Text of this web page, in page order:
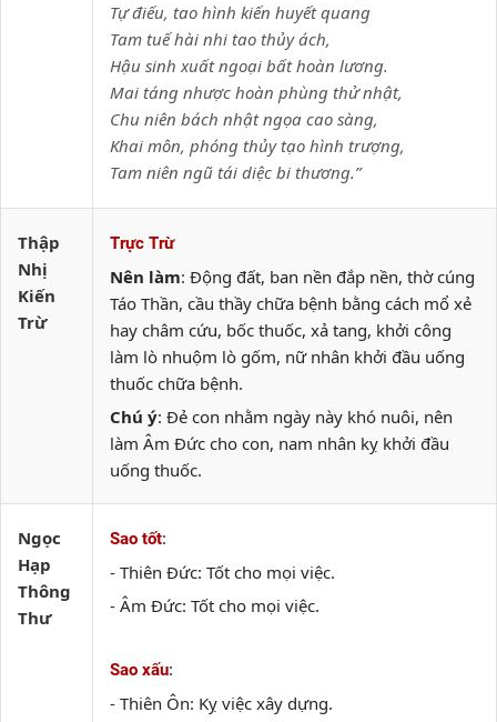
Tự điếu, tao hình kiến huyết quang
Tam tuế hài nhi tao thủy ách,
Hậu sinh xuất ngoại bất hoàn lương.
Mai táng nhược hoàn phùng thử nhật,
Chu niên bách nhật ngọa cao sàng,
Khai môn, phóng thủy tạo hình trượng,
Tam niên ngũ tái diệc bi thương.”
Thập
Nhị
Kiến
Trừ
Trực Trừ
Nên làm: Động đất, ban nền đắp nền, thờ cúng
Táo Thần, cầu thầy chữa bệnh bằng cách mổ xẻ
hay châm cứu, bốc thuốc, xả tang, khởi công
làm lò nhuộm lò gốm, nữ nhân khởi đầu uống
thuốc chữa bệnh.
Chú ý: Đẻ con nhằm ngày này khó nuôi, nên
làm Âm Đức cho con, nam nhân kỵ khởi đầu
uống thuốc.
Ngọc
Hạp
Thông
Thư
Sao tốt:
- Thiên Đức: Tốt cho mọi việc.
- Âm Đức: Tốt cho mọi việc.
Sao xấu:
- Thiên Ôn: Kỵ việc xây dựng.